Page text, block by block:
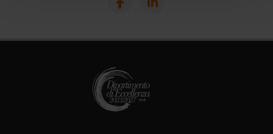
con altre informazioni che hai fornito loro o che hanno